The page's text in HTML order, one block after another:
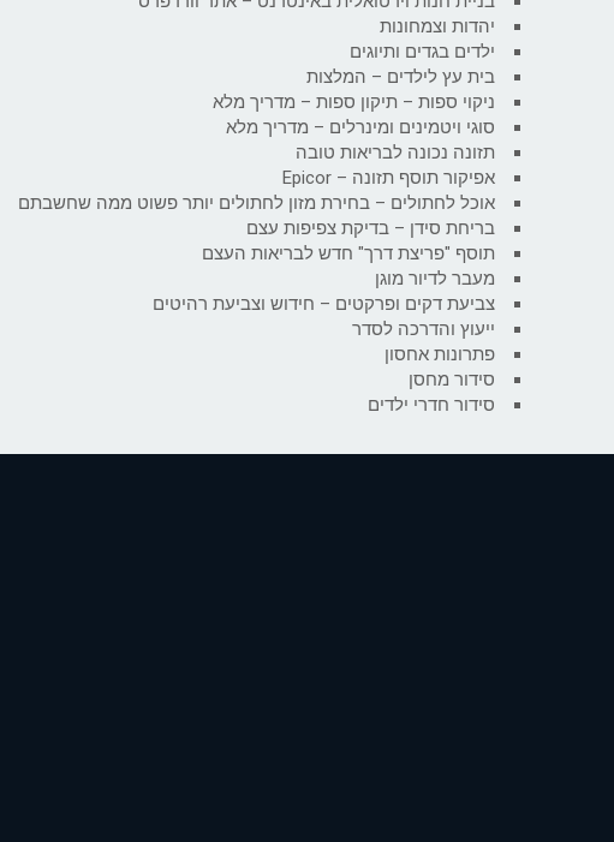
יהדות וצמחונות
ילדים בגדים ותיוגים
בית עץ לילדים – המלצות
ניקוי ספות – תיקון ספות – מדריך מלא
סוגי ויטמינים ומינרלים – מדריך מלא
תזונה נכונה לבריאות טובה
אפיקור תוסף תזונה – Epicor
אוכל לחתולים – בחירת מזון לחתולים יותר פשוט ממה שחשבתם
בריחת סידן – בדיקת צפיפות עצם
תוסף "פריצת דרך" חדש לבריאות העצם
מעבר לדיור מוגן
צביעת דקים ופרקטים – חידוש וצביעת רהיטים
ייעוץ והדרכה לסדר
פתרונות אחסון
סידור מחסן
סידור חדרי ילדים